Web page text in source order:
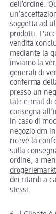
dell’ordine.
soggetta ad
prodotti.
vendita
mediante la
inviamo la
generali di
conferma
presso un
tale e-mail di
consegna
in caso di
negozio dm
riceve la
sulla
ordine, a
dei ritardi a
stessi.